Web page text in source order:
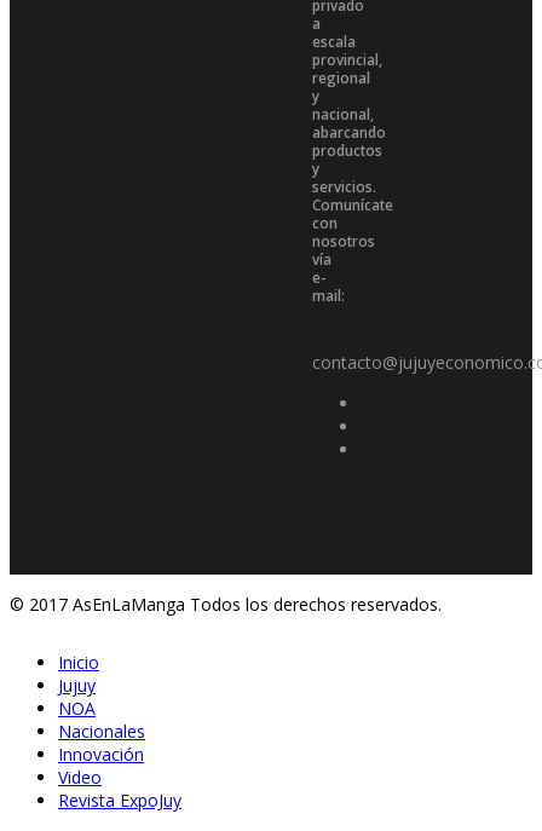
privado
a
escala
provincial,
regional
y
nacional,
abarcando
productos
y
servicios.
Comunícate
con
nosotros
vía
e-
mail:
© 2017 AsEnLaManga Todos los derechos reservados.
Inicio
Jujuy
NOA
Nacionales
Innovación
Video
Revista ExpoJuy